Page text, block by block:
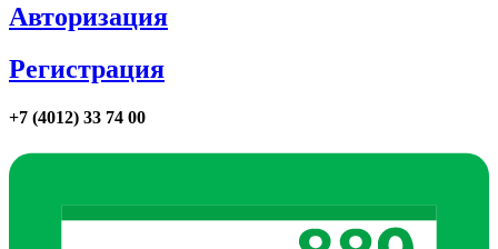
Авторизация
Регистрация
+7 (4012) 33 74 00